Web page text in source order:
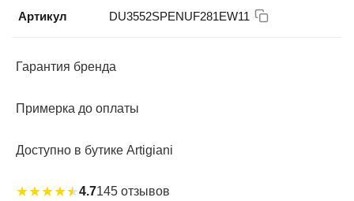
Артикул DU3552SPENUF281EW11
Гарантия бренда
Примерка до оплаты
Доступно в бутике Artigiani
★★★★★4.7145 отзывов